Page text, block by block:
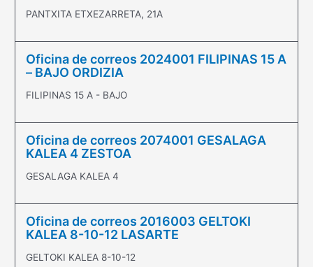
PANTXITA ETXEZARRETA, 21A
Oficina de correos 2024001 FILIPINAS 15 A
– BAJO ORDIZIA
FILIPINAS 15 A - BAJO
Oficina de correos 2074001 GESALAGA
KALEA 4 ZESTOA
GESALAGA KALEA 4
Oficina de correos 2016003 GELTOKI
KALEA 8-10-12 LASARTE
GELTOKI KALEA 8-10-12